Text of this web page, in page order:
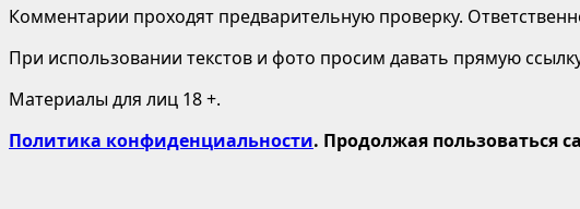
Комментарии проходят предварительную проверку.
При использовании текстов и фото просим давать прямую
Материалы для лиц 18 +.
Политика конфиденциальности. Продолжая пользоваться